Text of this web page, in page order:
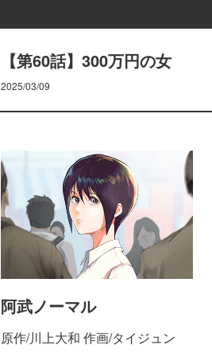
【第60話】300万円の女
2025/03/09
阿武ノーマル
原作/川上大和 作画/タイジュン